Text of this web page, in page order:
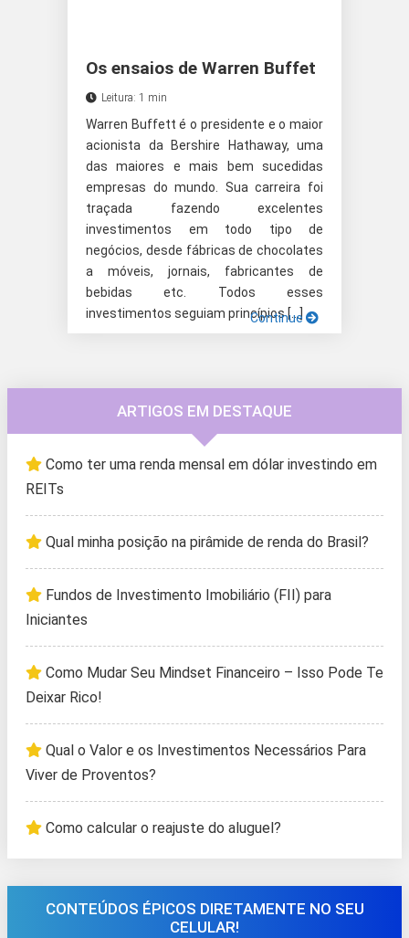
Os ensaios de Warren Buffet
Leitura: 1 min
Warren Buffett é o presidente e o maior
acionista da Bershire Hathaway, uma
das maiores e mais bem sucedidas
empresas do mundo. Sua carreira foi
traçada fazendo excelentes
investimentos em todo tipo de
negócios, desde fábricas de chocolates
a móveis, jornais, fabricantes de
bebidas etc. Todos esses
investimentos seguiam princípios […]
Continue
ARTIGOS EM DESTAQUE
Como ter uma renda mensal em dólar investindo em
REITs
Qual minha posição na pirâmide de renda do Brasil?
Fundos de Investimento Imobiliário (FII) para
Iniciantes
Como Mudar Seu Mindset Financeiro – Isso Pode Te
Deixar Rico!
Qual o Valor e os Investimentos Necessários Para
Viver de Proventos?
Como calcular o reajuste do aluguel?
CONTEÚDOS ÉPICOS DIRETAMENTE NO SEU
CELULAR!